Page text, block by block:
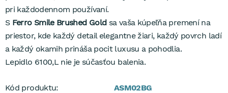
pri každodennom používaní.
S Ferro Smile Brushed Goldsa vaša kúpeľňa premení na
priestor, kde každý detail elegantne žiari, každý povrch ladí
a každý okamih prináša pocit luxusu a pohodlia.
Lepidlo 6100,L nie je súčasťou balenia.
Kód produktu:
ASM02BG